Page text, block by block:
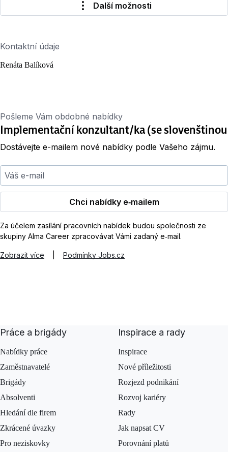
Další možnosti
Kontaktní údaje
Renáta Balíková
Pošleme Vám obdobné nabídky
Implementační konzultant/ka (se slovenštinou
Dostávejte e-mailem nové nabídky podle Vašeho zájmu.
Váš e-mail
Chci nabídky e‑mailem
Za účelem zasílání pracovních nabídek budou společnosti ze
skupiny Alma Career zpracovávat Vámi zadaný e‑mail.
Zobrazit více Podmínky Jobs.cz
Práce a brigády
Nabídky práce
Zaměstnavatelé
Brigády
Absolventi
Hledání dle firem
Zkrácené úvazky
Pro neziskovky
Inspirace a rady
Inspirace
Nové příležitosti
Rozjezd podnikání
Rozvoj kariéry
Rady
Jak napsat CV
Porovnání platů